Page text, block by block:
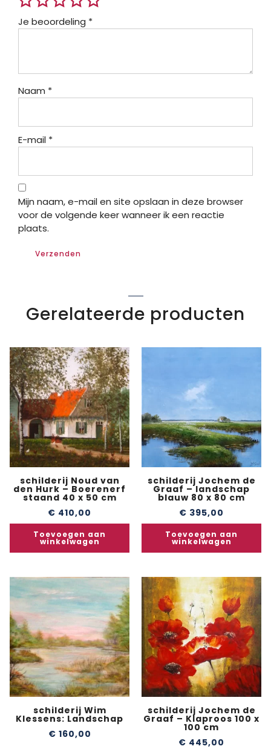
Je beoordeling *
Naam *
E-mail *
Mijn naam, e-mail en site opslaan in deze browser
voor de volgende keer wanneer ik een reactie
plaats.
Gerelateerde producten
schilderij Noud van
den Hurk – Boerenerf
staand 40 x 50 cm
€ 410,00
Toevoegen aan
winkelwagen
schilderij Jochem de
Graaf – landschap
blauw 80 x 80 cm
€ 395,00
Toevoegen aan
winkelwagen
schilderij Wim
Klessens: Landschap
€ 160,00
schilderij Jochem de
Graaf – Klaproos 100 x
100 cm
€ 445,00